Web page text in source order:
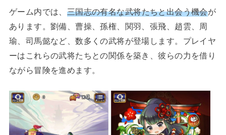
ゲーム内では、 三国志の有名な武将たちと出会う機会が
あります。劉備、曹操、孫権、関羽、張飛、趙雲、周
瑜、司馬懿など、数多くの武将が登場します。プレイヤ
ーはこれらの武将たちとの関係を築き、彼らの力を借り
ながら冒険を進めます。